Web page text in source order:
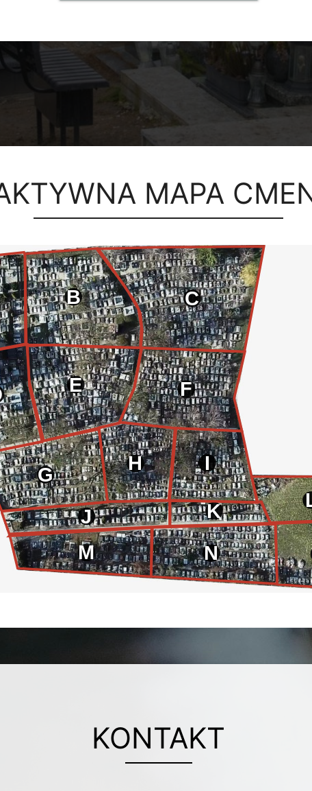
MAPA
B C
E F
G
H I
J K
M N
KONTAKT